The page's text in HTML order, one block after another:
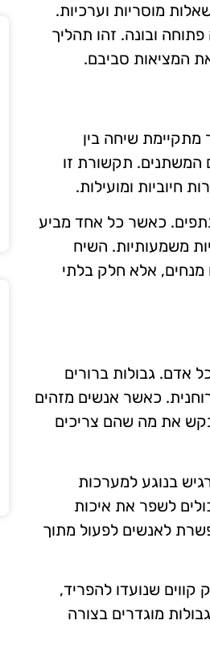
מוסריות וערכיות.
ובונה. זהו תהליך
המציאות סביבם.
שיחה בין
המשתנים. תקשורת זו
חיוביות ומועילות.
כאשר כל אחד מביע
משמעותיות. השיח
מנחים, אלא חלק בלתי
אדם. גבולות ברורים
כאשר אנשים מזהים
את מה שהם צריכים
בנוגע למערכות
לשפר את איכות
לאנשים לפעול מתוך
שנועדו להפריד,
מוגדרים בצורה